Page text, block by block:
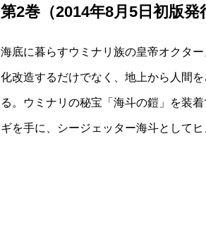
第2巻（2014年8月5日初版
海底に暮らすウミナリ族の皇帝オクタ
化改造するだけでなく、地上から人間
る。ウミナリの秘宝「海斗の鎧」を装
ギを手に、シージェッター海斗として